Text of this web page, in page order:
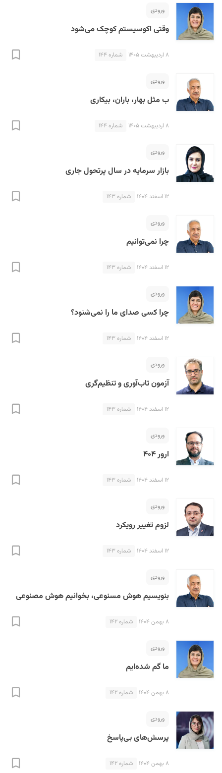
ورودی
وقتی اکوسیستم کوچک می‌شود
۸ اردیبهشت ۱۴۰۵ شماره ۱۴۴
ورودی
ب مثل بهار، باران، بیکاری
۸ اردیبهشت ۱۴۰۵ شماره ۱۴۴
ورودی
بازار سرمایه در سال پرتحول جاری
۱۲ اسفند ۱۴۰۴ شماره ۱۴۳
ورودی
چرا نمی‌توانیم
۱۲ اسفند ۱۴۰۴ شماره ۱۴۳
ورودی
چرا کسی صدای ما را نمی‌شنود؟
۱۲ اسفند ۱۴۰۴ شماره ۱۴۳
ورودی
آزمون تاب‌آوری و تنظیم‌گری
۱۲ اسفند ۱۴۰۴ شماره ۱۴۳
ورودی
ارور ۴۰۴
۱۲ اسفند ۱۴۰۴ شماره ۱۴۳
ورودی
لزوم تغییر رویکرد
۱۲ اسفند ۱۴۰۴ شماره ۱۴۳
ورودی
بنویسیم هوش مسنوعی، بخوانیم هوش مصنوعی
۸ بهمن ۱۴۰۴ شماره ۱۴۲
ورودی
ما گم شده‌ایم
۸ بهمن ۱۴۰۴ شماره ۱۴۲
ورودی
پرسش‌های بی‌پاسخ
۸ بهمن ۱۴۰۴ شماره ۱۴۲